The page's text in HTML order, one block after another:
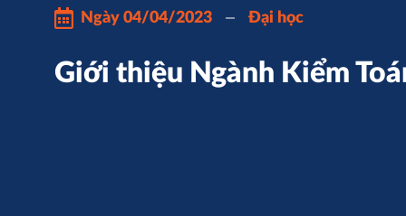
Ngày 04/04/2023 Đại học
Giới thiệu Ngành Kiểm